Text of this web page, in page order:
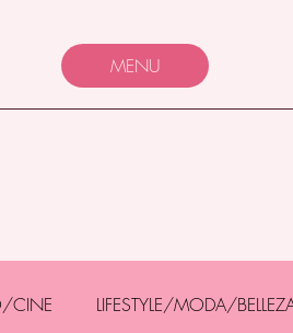
MENU
CINE LIFESTYLE/MODA/